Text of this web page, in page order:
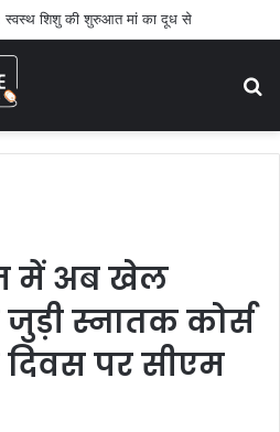
स्वस्थ शिशु की शुरुआत मां का दूध से
में अब खेल
जुड़ी स्नातक कोर्स
पर सीएम